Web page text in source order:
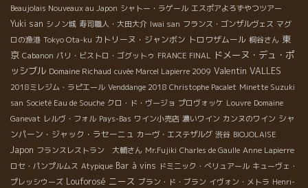
インを、誰から買って、誰に売って、どんな風に提供していく
か、どんな風に飲まれていくか、大切な時代が到来している。 自
分のところに手に入りさえすればOKという考え方では、自然派の
大切な部分が失われていくだろう。 これからが面白いし、遠くを
観ながら醸造家、販売者、飲む人達がハッピーになるメカニズム
を築きたい。
Beaujolais Nouveaux au Japon シャトー・ラゲール エスポアよろずやつツアー
Yuki san シノン城 寿司職人・大田大介 Iwai san フランス・ゴンザルヴェス マグ
ロの漁港 Tokyo Ota-ku カトリーヌ・ジャンボン トロワザムール 桐谷さん 東
京 Cabanon パリ・ビストロ・ゴグットゥ FRANCE FINAL ドメーヌ・デュ・ポ
ッシブル Domaine Richaud cuvée Marcel Lapierre 2009 Valentin VALLES
2018ミレジム・ラピエール Venddange 2018 Christophe Pacalet Minette Suzuki
san Societé Eau de Souche クロ・ド・ヴージョ プロヴォッケ Louvre Domaine
Ganevat レルヴ・フォル Pays-Bas ワイン小売店 濃いワイン カンヌのワイン シャ
ンパーン・ジャック・ラセーニュ カーヴ・エステザルグ 渋谷 BIOJOLAISE
Japon フランスレストラン 大輔さん Mr.Fujiki Charles de Gaulle Anne Lapierre
ロセ・パンプルムス Atypique Bar à vins ドミニック・べリュアール キューヴェ・
プレッシウーズ Louforosé ニース ブラン・ド・ブラン イヴォン・メトラ Henri-